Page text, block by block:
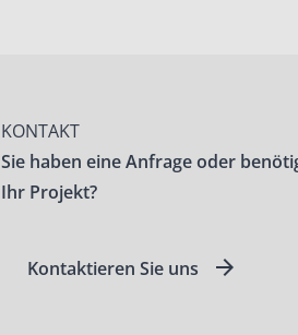
KONTAKT
Sie haben eine Anfrage oder
Ihr Projekt?
Kontaktieren Sie uns